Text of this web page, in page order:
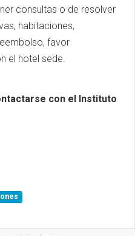
consultas o de resolver
habitaciones,
favor
el hotel sede.
con el Instituto